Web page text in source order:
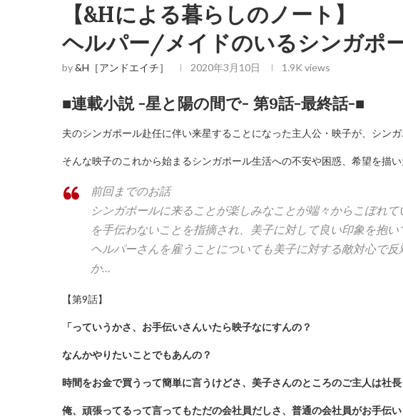
【&Hによる暮らしのノート】
ヘルパー/メイドのいるシンガポ
by&H［アンドエイチ］ 2020年3月10日 1.9K views
■連載小説 -星と陽の間で- 第9話-最終話-■
夫のシンガポール赴任に伴い来星することになった主人公・映子が、シン
そんな映子のこれから始まるシンガポール生活への不安や困惑、希望を描い
前回までのお話
シンガポールに来ることが楽しみなことが端々からこぼれ
を手伝わないことを指摘され、美子に対して良い印象を抱い
ヘルパーさんを雇うことについても美子に対する敵対心で
か…
【第9話】
「っていうかさ、お手伝いさんいたら映子なにすんの？
なんかやりたいことでもあんの？
時間をお金で買うって簡単に言うけどさ、美子さんのところのご主人は社長
俺、頑張ってるって言ってもただの会社員だしさ、普通の会社員がお手伝